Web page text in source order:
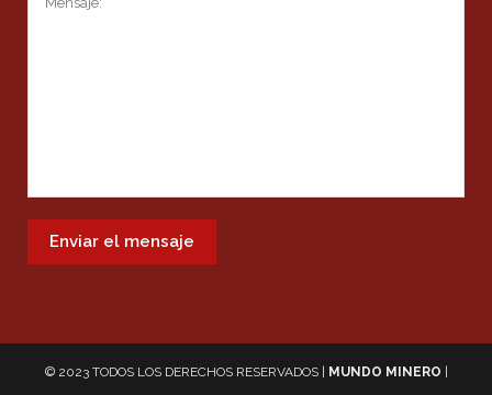
© 2023 TODOS LOS DERECHOS RESERVADOS | MUNDO MINERO